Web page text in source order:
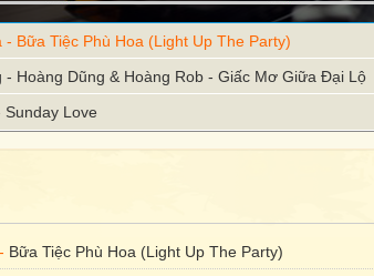
Bữa Tiệc Phù Hoa (Light Up The Party)
Hoàng Dũng & Hoàng Rob - Giấc Mơ Giữa Đại Lộ
Love
- Bữa Tiệc Phù Hoa (Light Up The Party)